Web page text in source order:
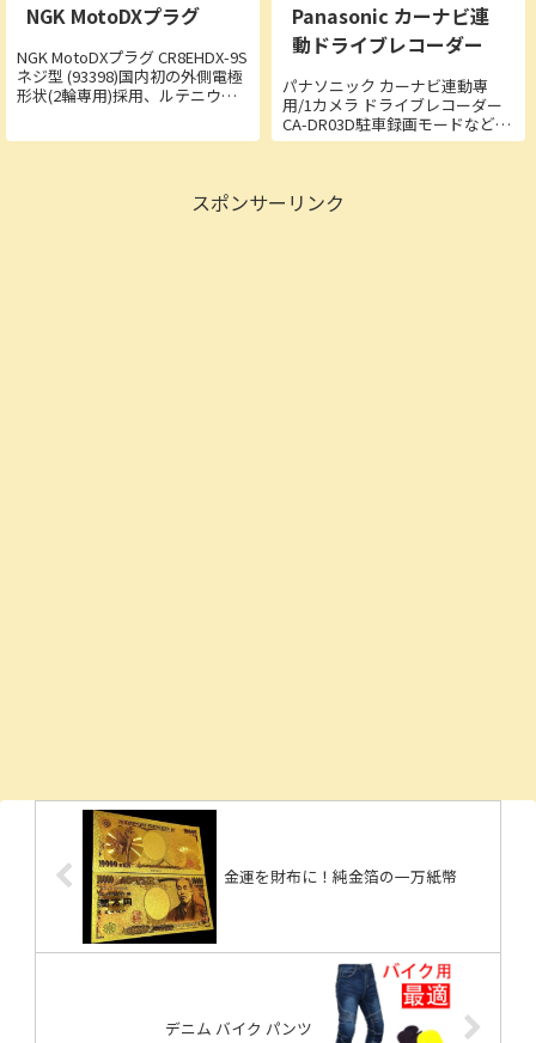
NGK MotoDXプラグ
NGK MotoDXプラグ CR8EHDX-9S
ネジ型 (93398)国内初の外側電極
形状(2輪専用)採用、ルテニウム
Panasonic カーナビ連
動ドライブレコーダー
パナソニック カーナビ連動専
用/1カメラ ドライブレコーダー
CA-DR03D駐車録画モードなど多
彩な4つの録画モードストラーダ
行き）：72 mm × 32.2 mm × 56
スポンサーリンク
金運を財布に！純金箔の一万紙幣
デニム バイク パンツ